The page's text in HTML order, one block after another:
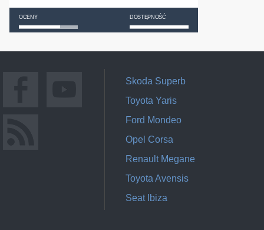
OCENY DOSTĘPNOŚĆ
Skoda Superb
Toyota Yaris
Ford Mondeo
Opel Corsa
Renault Megane
Toyota Avensis
Seat Ibiza